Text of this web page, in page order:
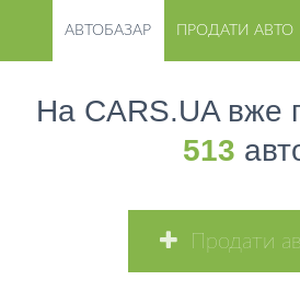
АВТОБАЗАР ПРОДАТИ АВТО
На CARS.UA вже
513
Продати